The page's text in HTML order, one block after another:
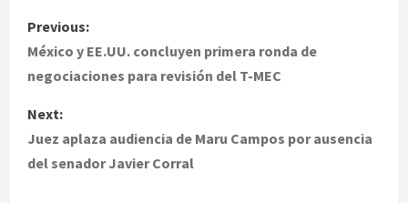
P
o
t
n
Previous:
México y EE.UU. concluyen primera ronda de
negociaciones para revisión del T-MEC
Next:
Juez aplaza audiencia de Maru Campos por ausencia
del senador Javier Corral